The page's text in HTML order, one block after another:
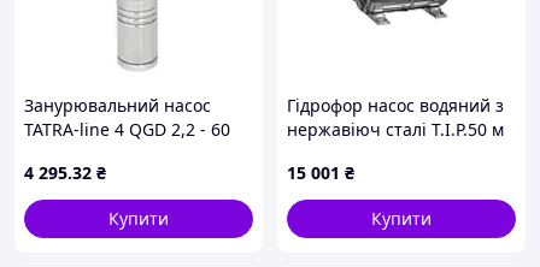
Занурювальний насос
TATRA-line 4 QGD 2,2 - 60
хв.,H.max 100 m
4 295.32 ₴
Купити
Гідрофор насос водяний з
нержавіюч сталі T.I.P.50 м
15 001 ₴
Купити